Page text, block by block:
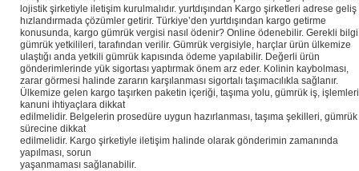
lojistik şirketiyle iletişim kurulmalıdır. yurtdışından Kargo şirketleri adrese geliş
hızlandırmada çözümler getirir. Türkiye’den yurtdışından kargo getirme
konusunda, kargo gümrük vergisi nasıl ödenir? Online ödenebilir. Gerekli bilgi
gümrük yetkilileri, tarafından verilir. Gümrük vergisiyle, harçlar ürün ülkemize
ulaştığı anda yetkili gümrük kapısında ödeme yapılabilir. Değerli ürün
gönderimlerinde yük sigortası yaptırmak önem arz eder. Kolinin kaybolması,
zarar görmesi halinde zararın karşılanması sigortalı taşımacılıkla sağlanır.
Ülkemize gelen kargo taşırken paketin içeriği, taşıma yolu, gümrük iş,
kanuni ihtiyaçlara dikkat
edilmelidir. Belgelerin prosedüre uygun hazırlanması, taşıma şekilleri, gümrük
sürecine dikkat
edilmelidir. Kargo şirketiyle iletişim halinde olarak gönderimin zamanında
yapılması, sorun
yaşanmaması sağlanabilir.